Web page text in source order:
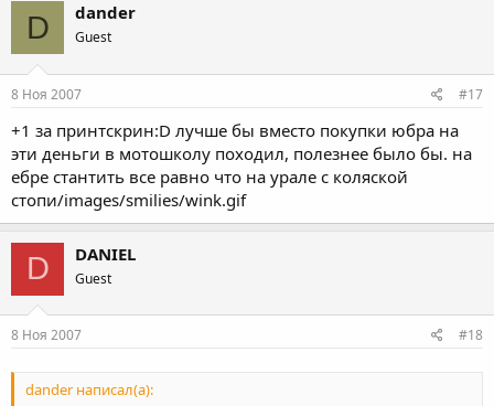
D dander
Guest
8 Ноя 2007 #17
+1 за принтскрин:D лучше бы вместо покупки юбра на
эти деньги в мотошколу походил, полезнее было бы. на
ебре стантить все равно что на урале с коляской
стопи/images/smilies/wink.gif
D DANIEL
Guest
8 Ноя 2007 #18
dander написал(а):